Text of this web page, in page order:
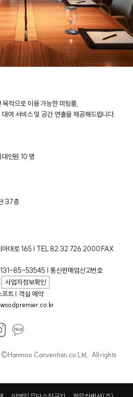
적으로 이용 가능한 미팅룸,
여 서비스 및 공간 연출을 제공해드립니다.
인원 10 명
37층
아대로 165 | TEL 82.32.726.2000 FAX
131-85-53545 | 통신판매업신고번호
사업자정보확인
트 | 객실 예약
Convention co.Ltd,. All rights